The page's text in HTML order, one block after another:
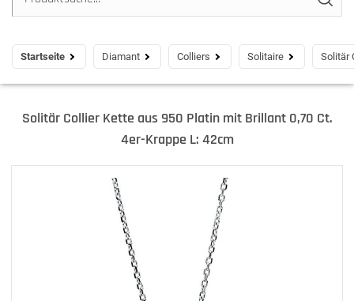
Startseite Diamant Colliers Solitaire Solitär
Solitär Collier Kette aus 950 Platin mit Brillant 0,70 Ct.
4er-Krappe L: 42cm